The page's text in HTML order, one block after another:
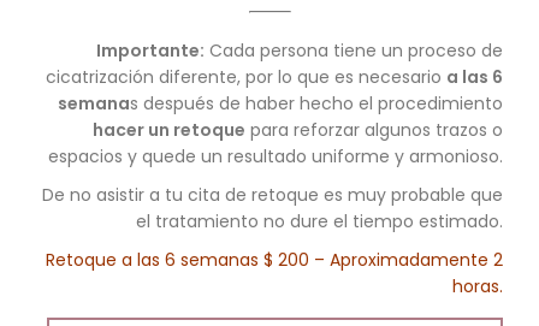
Importante: Cada persona tiene un proceso de
cicatrización diferente, por lo que es necesario a las 6
semanas después de haber hecho el procedimiento
hacer un retoque para reforzar algunos trazos o
espacios y quede un resultado uniforme y armonioso.
De no asistir a tu cita de retoque es muy probable que
el tratamiento no dure el tiempo estimado.
Retoque a las 6 semanas $ 200 – Aproximadamente 2
horas.